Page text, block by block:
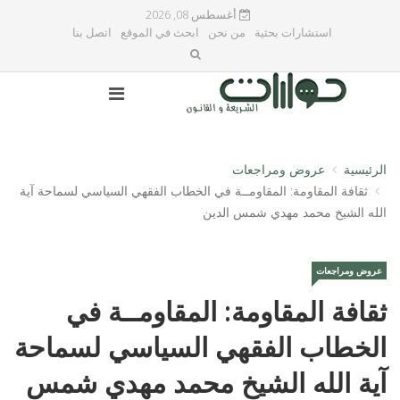
أغسطس 08, 2026
استشارات بحثية
من نحن ابحث في الموقع اتصل بنا
الرئيسية
عروض ومراجعات
ثقافة المقاومة: المقاومــة في الخطاب الفقهي السياسي لسماحة آية
الله الشيخ محمد مهدي شمس الدين
عروض ومراجعات
ثقافة المقاومة: المقاومــة في
الخطاب الفقهي السياسي لسماحة
آية الله الشيخ محمد مهدي شمس